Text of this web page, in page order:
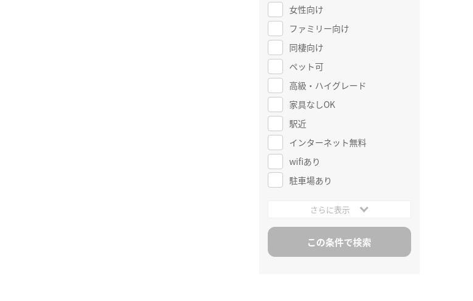
女性向け
ファミリー向け
同棲向け
ペット可
高級・ハイグレード
家具なしOK
駅近
インターネット無料
wifiあり
駐車場あり
さらに表示